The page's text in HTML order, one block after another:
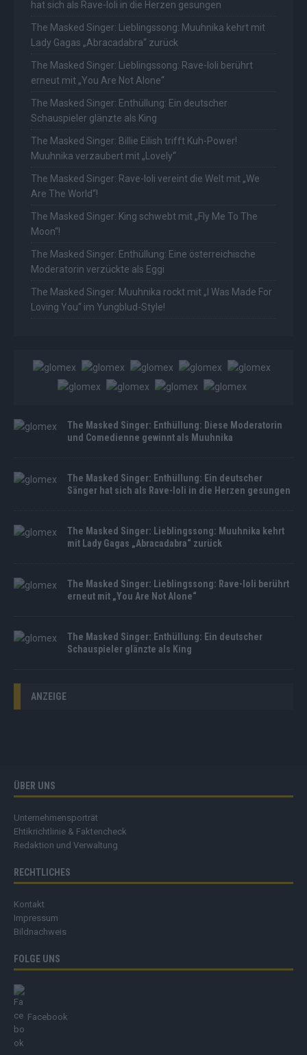
hat sich als Rave-Ioli in die Herzen gesungen
The Masked Singer: Lieblingssong: Muuhnika kehrt mit
Lady Gagas „Abracadabra“ zurück
The Masked Singer: Lieblingssong: Rave-Ioli berührt
erneut mit „You Are Not Alone“
The Masked Singer: Enthüllung: Ein deutscher
Schauspieler glänzte als King
The Masked Singer: Billie Eilish trifft Kuh-Power!
Muuhnika verzaubert mit „Lovely“
The Masked Singer: Rave-Ioli vereint die Welt mit „We
Are The World“!
The Masked Singer: King schwebt mit „Fly Me To The
Moon“!
The Masked Singer: Enthüllung: Eine österreichische
Moderatorin verzückte als Eggi
The Masked Singer: Muuhnika rockt mit „I Was Made For
Loving You“ im Yungblud-Style!
The Masked Singer: Enthüllung: Diese Moderatorin
und Comedienne gewinnt als Muuhnika
The Masked Singer: Enthüllung: Ein deutscher
Sänger hat sich als Rave-Ioli in die Herzen gesungen
The Masked Singer: Lieblingssong: Muuhnika kehrt
mit Lady Gagas „Abracadabra“ zurück
The Masked Singer: Lieblingssong: Rave-Ioli berührt
erneut mit „You Are Not Alone“
The Masked Singer: Enthüllung: Ein deutscher
Schauspieler glänzte als King
ANZEIGE
ÜBER UNS
Unternehmensporträt
Ehtikrichtlinie & Faktencheck
Redaktion und Verwaltung
RECHTLICHES
Kontakt
Impressum
Bildnachweis
FOLGE UNS
Facebook